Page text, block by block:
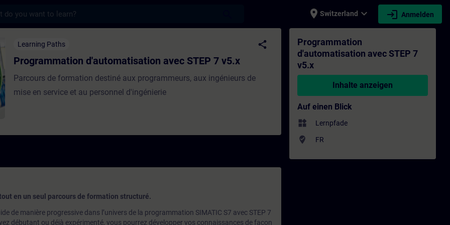
place Switzerland expand_more login Anmelden
d'automatisation avec STEP 7 v5.x - Training - Schulung - Weiterbildung | SITRAIN
Learning Paths share
Programmation d'automatisation avec STEP 7 v5.x
Parcours de formation destiné aux programmeurs, aux ingénieurs de
mise en service et au personnel d'ingénierie
en un seul parcours de formation structuré.
de manière progressive dans l’univers de la programmation SIMATIC S7 avec STEP 7
débutant ou déjà expérimenté, vous pourrez développer vos connaissances de façon
Programmation
d'automatisation avec STEP 7
v5.x
Inhalte anzeigen
Auf einen Blick
widgets Lernpfade
where_to_vote FR